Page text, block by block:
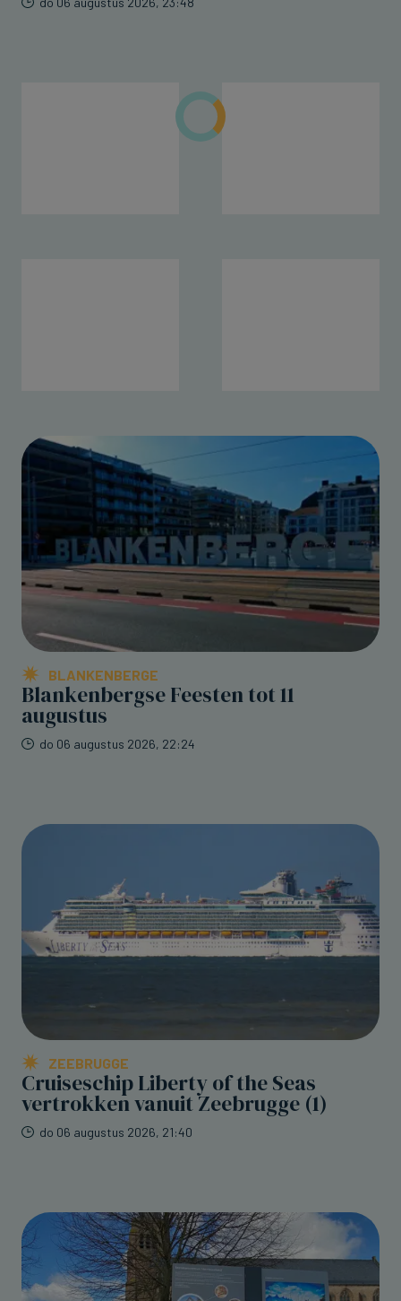
BLANKENBERGE
Blankenbergse Feesten tot 11
augustus
do 06 augustus 2026, 22:24
ZEEBRUGGE
Cruiseschip Liberty of the Seas
vertrokken vanuit Zeebrugge (1)
do 06 augustus 2026, 21:40